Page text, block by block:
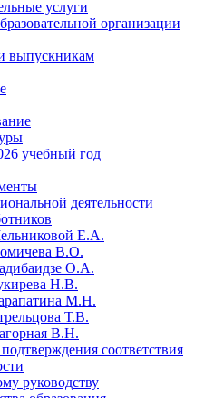
услуги
организации
выпускникам
учебный год
деятельности
Е.А.
В.О.
О.А.
Н.В.
М.Н.
Т.В.
В.Н.
соответствия
руководству